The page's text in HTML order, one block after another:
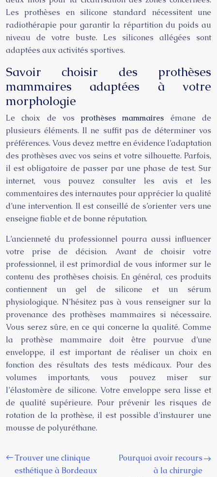
Les prothèses en silicone standard nécessitent une
radiothérapie pour garantir la répartition du poids au
niveau de votre buste. Les silicones allégées sont
adaptées aux activités sportives.
Savoir choisir des prothèses
mammaires adaptées à votre
morphologie
Le choix de vosprothèses mammaires émane de
plusieurs éléments. Il ne suffit pas de déterminer vos
préférences. Vous devez mettre en évidence l’adaptation
des prothèses avec vos seins et votre silhouette. Parfois,
il est obligatoire de passer par une phase de test. Sur
internet, vous pouvez consulter les avis et les
commentaires des internautes pour apprécier la qualité
d’une intervention. Il est conseillé de s’orienter vers une
enseigne fiable et de bonne réputation.
L’ancienneté du professionnel pourra aussi influencer
votre prise de décision. Avant de choisir votre
professionnel, il est primordial de vous informer sur le
contenu des prothèses choisis. En général, ces produits
contiennent un gel de silicone et un sérum
physiologique. N’hésitez pas à vous renseigner sur la
provenance des prothèses mammaires si nécessaire.
Vous serez sûre, en ce qui concerne la qualité. Comme
la prothèse mammaire doit être pourvue d’une
enveloppe, il est important de réaliser un choix en
fonction des résultats des tests médicaux. Pour des
volumes importants, vous pouvez miser sur
l’élastomère de silicone. Votre enveloppe sera lisse et
de qualité supérieure. Pour prévenir les risques de
rotation de la prothèse, il est possible d’instaurer une
mousse de polyuréthane.
Trouver une clinique
esthétique à Bordeaux
Pourquoi avoir recours
à la chirurgie